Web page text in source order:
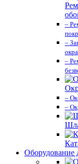
–
–
–
–
–
Оборудование